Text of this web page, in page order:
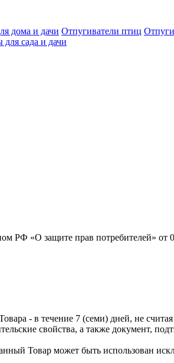
дома и дачи Отпугиватели птиц
для сада и дачи
РФ «О защите прав потребителей»
- в течение 7 (семи) дней, не
свойства, а также документ,
Товар может быть использован